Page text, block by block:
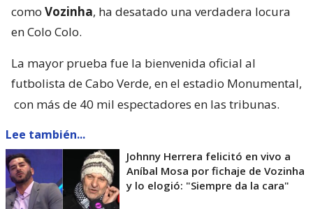
como Vozinha, ha desatado una verdadera locura
en Colo Colo.
La mayor prueba fue la bienvenida oficial al
futbolista de Cabo Verde, en el estadio Monumental,
con más de 40 mil espectadores en las tribunas.
Lee también...
Johnny Herrera felicitó en vivo a
Aníbal Mosa por fichaje de Vozinha
y lo elogió: "Siempre da la cara"